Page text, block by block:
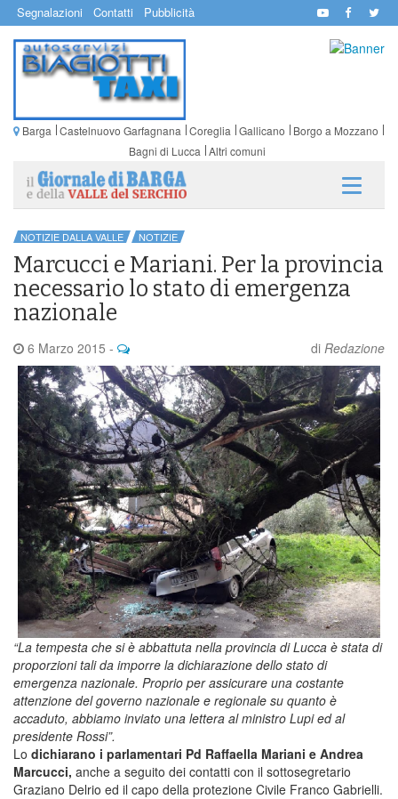
Segnalazioni Contatti Pubblicità
Barga Castelnuovo Garfagnana Coreglia Gallicano
Borgo a Mozzano
Bagni di Lucca Altri comuni
NOTIZIE DALLA VALLE NOTIZIE
Marcucci e Mariani. Per la provincia
necessario lo stato di emergenza
nazionale
6 Marzo 2015 - di Redazione
“La tempesta che si è abbattuta nella provincia di Lucca è stata di
proporzioni tali da imporre la dichiarazione dello stato di
emergenza nazionale. Proprio per assicurare una costante
attenzione del governo nazionale e regionale su quanto è
accaduto, abbiamo inviato una lettera al ministro Lupi ed al
presidente Rossi”.
Lo dichiarano i parlamentari Pd Raffaella Mariani e Andrea
Marcucci, anche a seguito dei contatti con il sottosegretario
Graziano Delrio ed il capo della protezione Civile Franco Gabrielli.